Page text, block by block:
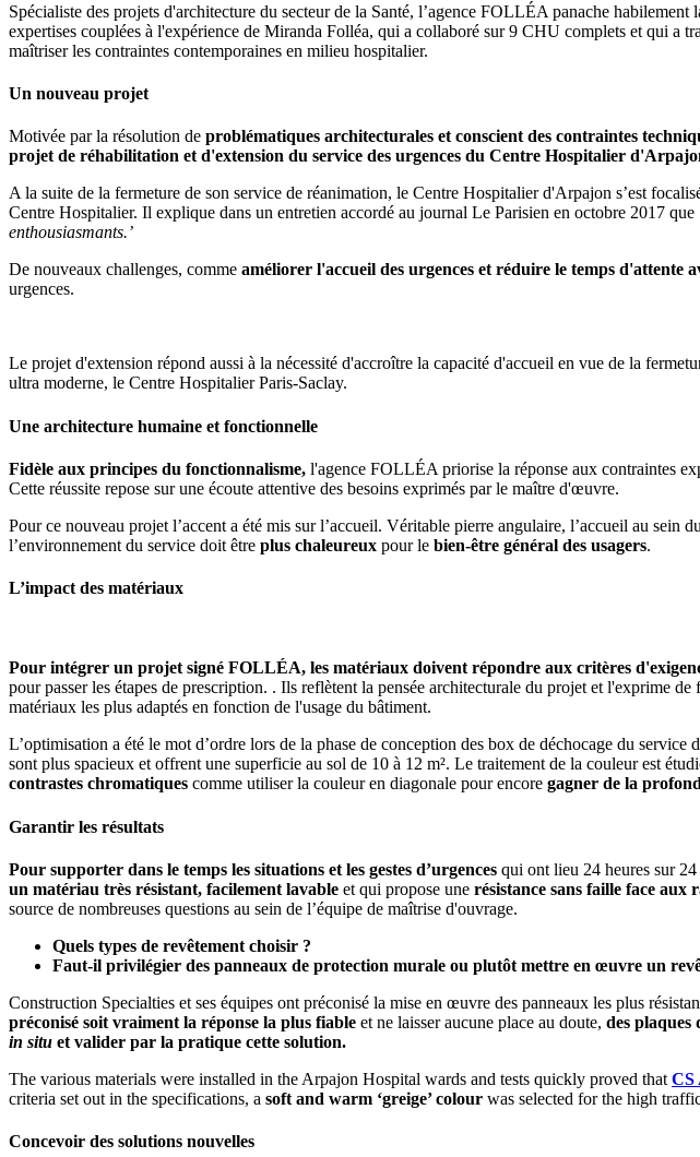
Spécialiste des projets d'architecture du secteur de la Santé, l’agence FOLLÉA panache habilement
expertises couplées à l'expérience de Miranda Folléa, qui a collaboré sur 9 CHU complets et qui a
maîtriser les contraintes contemporaines en milieu hospitalier.
Un nouveau projet
Motivée par la résolution de problématiques architecturales et conscient des contraintes
projet de réhabilitation et d'extension du service des urgences du Centre Hospitalier
A la suite de la fermeture de son service de réanimation, le Centre Hospitalier d'Arpajon s’est
Centre Hospitalier. Il explique dans un entretien accordé au journal Le Parisien en octobre 2017 que
enthousiasmants.’
De nouveaux challenges, comme améliorer l'accueil des urgences et réduire le temps d'attente
urgences.
Le projet d'extension répond aussi à la nécessité d'accroître la capacité d'accueil en vue de la
ultra moderne, le Centre Hospitalier Paris-Saclay.
Une architecture humaine et fonctionnelle
Fidèle aux principes du fonctionnalisme, l'agence FOLLÉA priorise la réponse aux contraintes
Cette réussite repose sur une écoute attentive des besoins exprimés par le maître d'œuvre.
Pour ce nouveau projet l’accent a été mis sur l’accueil. Véritable pierre angulaire, l’accueil au sein
l’environnement du service doit être plus chaleureux pour le bien-être général des usagers.
L’impact des matériaux
Pour intégrer un projet signé FOLLÉA, les matériaux doivent répondre aux critères
pour passer les étapes de prescription. . Ils reflètent la pensée architecturale du projet et l'exprime
matériaux les plus adaptés en fonction de l'usage du bâtiment.
L’optimisation a été le mot d’ordre lors de la phase de conception des box de déchocage du
sont plus spacieux et offrent une superficie au sol de 10 à 12 m². Le traitement de la couleur est
contrastes chromatiques comme utiliser la couleur en diagonale pour encore gagner de la
Garantir les résultats
Pour supporter dans le temps les situations et les gestes d’urgences qui ont lieu 24 heures sur
un matériau très résistant, facilement lavable et qui propose une résistance sans faille face aux
source de nombreuses questions au sein de l’équipe de maîtrise d'ouvrage.
Quels types de revêtement choisir ?
Faut-il privilégier des panneaux de protection murale ou plutôt mettre en œuvre un
Construction Specialties et ses équipes ont préconisé la mise en œuvre des panneaux les plus
préconisé soit vraiment la réponse la plus fiable et ne laisser aucune place au doute, des plaques
in situ et valider par la pratique cette solution.
The various materials were installed in the Arpajon Hospital wards and tests quickly proved that CS
criteria set out in the specifications, a soft and warm ‘greige’ colour was selected for the high
Concevoir des solutions nouvelles